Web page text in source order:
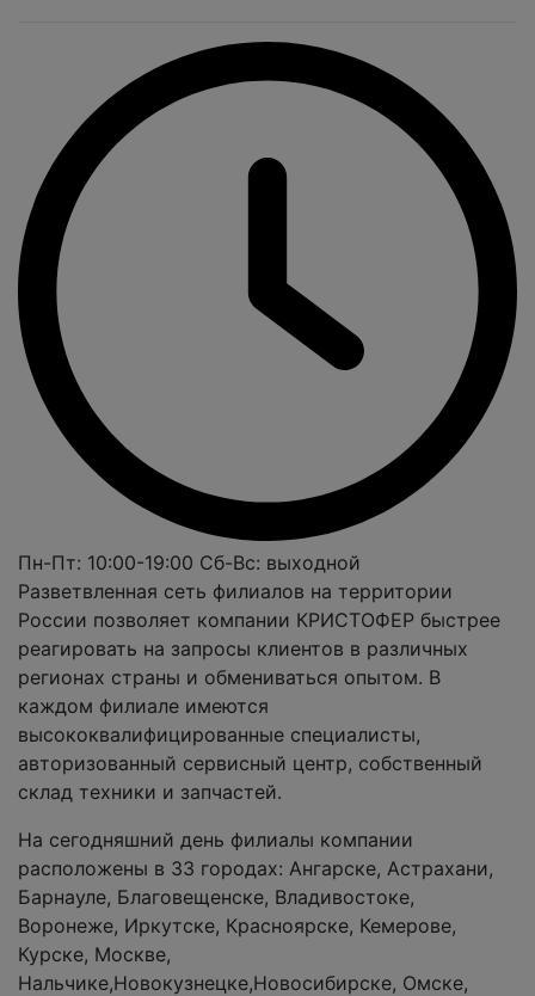
Пн-Пт: 10:00-19:00 Сб-Вс: выходной
Разветвленная сеть филиалов на территории
России позволяет компании КРИСТОФЕР быстрее
реагировать на запросы клиентов в различных
регионах страны и обмениваться опытом. В
каждом филиале имеются
высококвалифицированные специалисты,
авторизованный сервисный центр, собственный
склад техники и запчастей.
На сегодняшний день филиалы компании
расположены в 33 городах: Ангарске, Астрахани,
Барнауле, Благовещенске, Владивостоке,
Воронеже, Иркутске, Красноярске, Кемерове,
Курске, Москве,
Нальчике,Новокузнецке,Новосибирске, Омске,